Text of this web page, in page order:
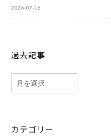
2026-07-16
過去記事
カテゴリー